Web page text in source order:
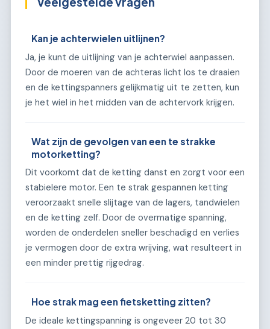
Kan je achterwielen uitlijnen?
Ja, je kunt de uitlijning van je achterwiel aanpassen.
Door de moeren van de achteras licht los te draaien
en de kettingspanners gelijkmatig uit te zetten, kun
je het wiel in het midden van de achtervork krijgen.
Wat zijn de gevolgen van een te strakke
motorketting?
Dit voorkomt dat de ketting danst en zorgt voor een
stabielere motor. Een te strak gespannen ketting
veroorzaakt snelle slijtage van de lagers, tandwielen
en de ketting zelf. Door de overmatige spanning,
worden de onderdelen sneller beschadigd en verlies
je vermogen door de extra wrijving, wat resulteert in
een minder prettig rijgedrag.
Hoe strak mag een fietsketting zitten?
De ideale kettingspanning is ongeveer 20 tot 30